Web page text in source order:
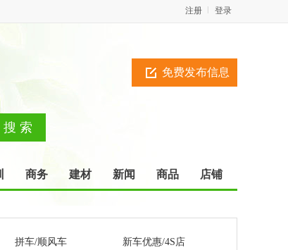
登录
注册
免费发布信息
商务 建材 新闻 商品 店铺
拼车/顺风车 新车优惠/4S店